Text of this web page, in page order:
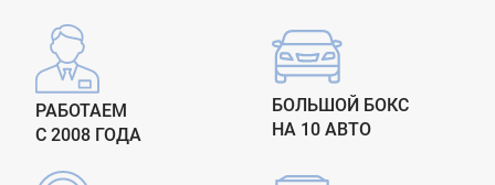
РАБОТАЕМ
С 2008 ГОДА
БОЛЬШОЙ БОКС
НА 10 АВТО